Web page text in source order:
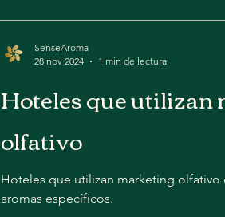
Hoteles que
olfativo
Hoteles que utilizan marketing olfativo
aromas específicos.
SenseAroma
28 nov 2024
1 min de lectura